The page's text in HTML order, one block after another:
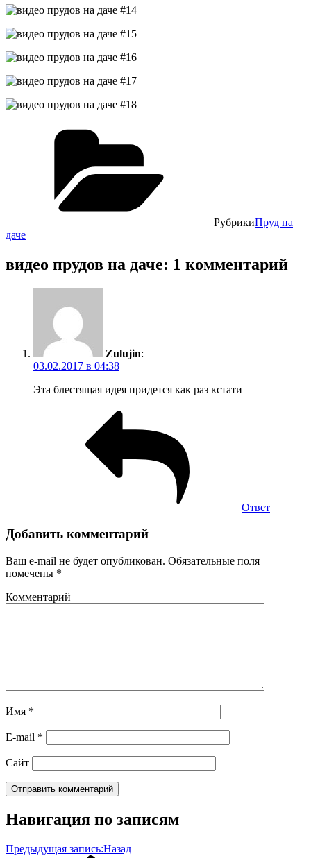
РубрикиПруд на
даче
видео прудов на даче: 1 комментарий
Zulujin:
03.02.2017 в 04:38
Эта блестящая идея придется как раз кстати
Ответ
Добавить комментарий
Ваш e-mail не будет опубликован. Обязательные поля
помечены *
Комментарий
Имя *
E-mail *
Сайт
Навигация по записям
Предыдущая запись:Назад